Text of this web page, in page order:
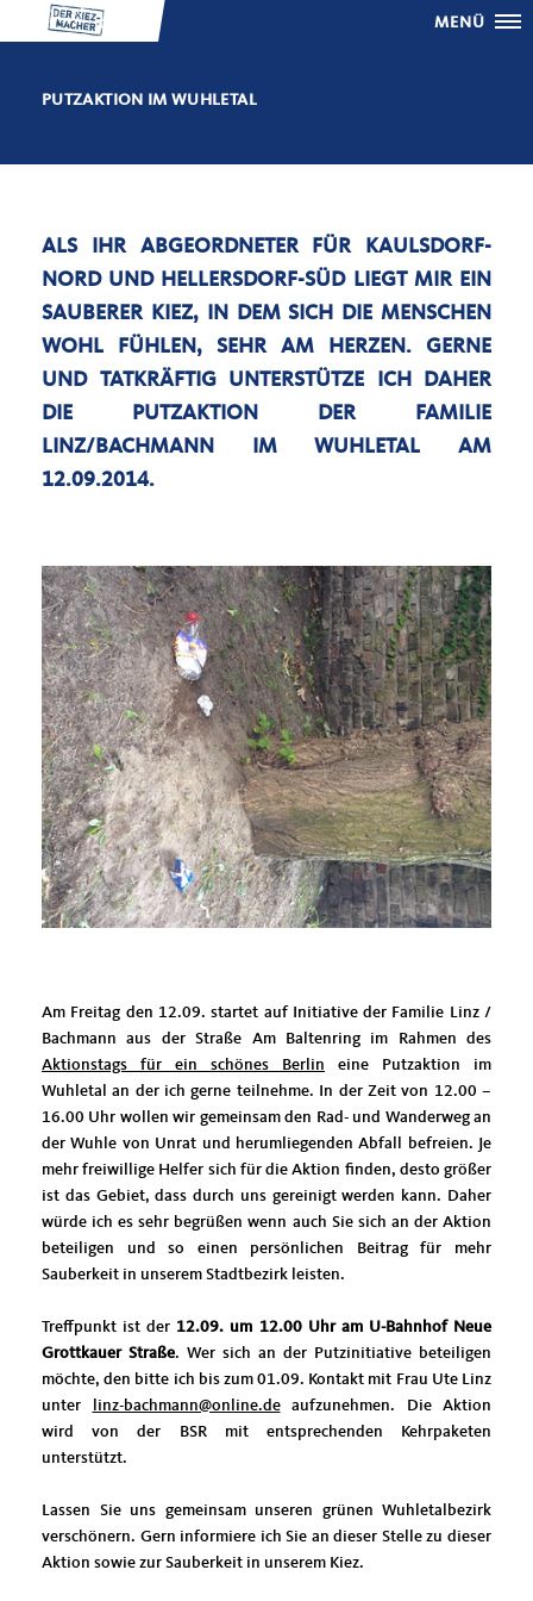
MENÜ
PUTZAKTION IM WUHLETAL
ALS IHR ABGEORDNETER FÜR KAULSDORF-
NORD UND HELLERSDORF-SÜD LIEGT MIR EIN
SAUBERER KIEZ, IN DEM SICH DIE MENSCHEN
WOHL FÜHLEN, SEHR AM HERZEN. GERNE
UND TATKRÄFTIG UNTERSTÜTZE ICH DAHER
DIE PUTZAKTION DER FAMILIE
LINZ/BACHMANN IM WUHLETAL AM
12.09.2014.
Am Freitag den 12.09. startet auf Initiative der Familie Linz /
Bachmann aus der Straße Am Baltenring im Rahmen des
Aktionstags für ein schönes Berlin eine Putzaktion im
Wuhletal an der ich gerne teilnehme. In der Zeit von 12.00 –
16.00 Uhr wollen wir gemeinsam den Rad- und Wanderweg an
der Wuhle von Unrat und herumliegenden Abfall befreien. Je
mehr freiwillige Helfer sich für die Aktion finden, desto größer
ist das Gebiet, dass durch uns gereinigt werden kann. Daher
würde ich es sehr begrüßen wenn auch Sie sich an der Aktion
beteiligen und so einen persönlichen Beitrag für mehr
Sauberkeit in unserem Stadtbezirk leisten.
Treffpunkt ist der 12.09. um 12.00 Uhr am U-Bahnhof Neue
Grottkauer Straße. Wer sich an der Putzinitiative beteiligen
möchte, den bitte ich bis zum 01.09. Kontakt mit Frau Ute Linz
unter
linz-bachmann@online.deaufzunehmen. Die Aktion
wird von der BSR mit entsprechenden Kehrpaketen
unterstützt.
Lassen Sie uns gemeinsam unseren grünen Wuhletalbezirk
verschönern. Gern informiere ich Sie an dieser Stelle zu dieser
Aktion sowie zur Sauberkeit in unserem Kiez.